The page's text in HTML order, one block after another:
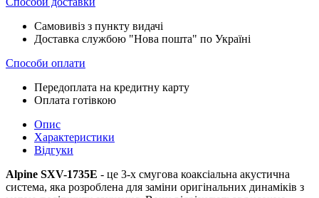
Самовивіз з пункту видачі
Доставка службою "Нова пошта" по Україні
Способи оплати
Передоплата на кредитну карту
Оплата готівкою
Опис
Характеристики
Відгуки
Alpine SXV-1735E - це 3-х смугова коаксіальна акустична
система, яка розроблена для заміни оригінальних динаміків з